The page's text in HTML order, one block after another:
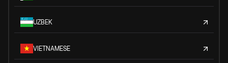
UZBEK
VIETNAMESE